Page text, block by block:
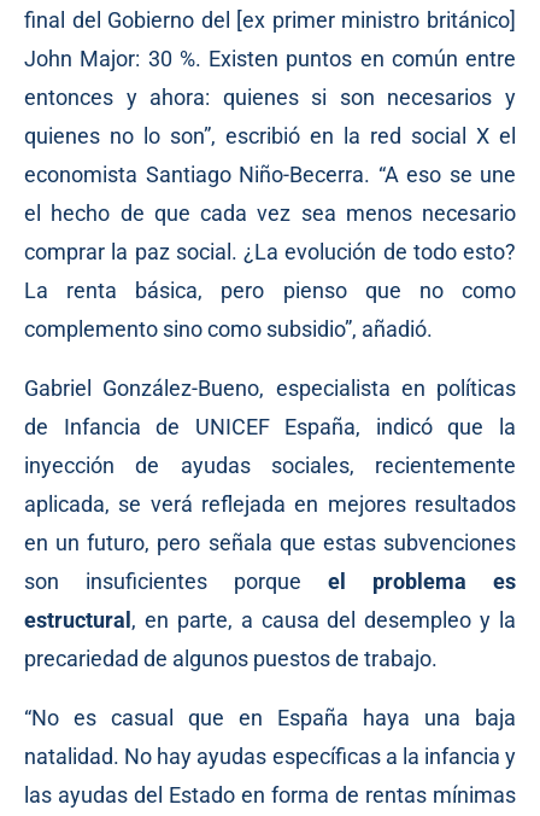
final del Gobierno del [ex primer ministro británico]
John Major: 30 %. Existen puntos en común entre
entonces y ahora: quienes si son necesarios y
quienes no lo son”, escribió en la red social X el
economista Santiago Niño-Becerra. “A eso se une
el hecho de que cada vez sea menos necesario
comprar la paz social. ¿La evolución de todo esto?
La renta básica, pero pienso que no como
complemento sino como subsidio”, añadió.
Gabriel González-Bueno, especialista en políticas
de Infancia de UNICEF España, indicóque la
inyección de ayudas sociales, recientemente
aplicada, se verá reflejada en mejores resultados
en un futuro, pero señala que estas subvenciones
son insuficientes porque el problema es
estructural , en parte, a causa del desempleo y la
precariedad de algunos puestos de trabajo.
“No es casual que en España haya una baja
natalidad. No hay ayudas específicas a la infancia y
las ayudas del Estado en forma de rentas mínimas